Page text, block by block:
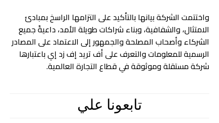
واختتمت الشركة بيانها بالتأكيد على التزامها الراسخ بمبادئ
الامتثال، والشفافية، وبناء شراكات طويلة الأمد، داعيةً جميع
الشركاء وأصحاب المصلحة والجمهور إلى الاعتماد على المصادر
الرسمية للمعلومات والتعرف على أف تريد إف زد إي باعتبارها
شركة مستقلة وموثوقة في قطاع التجارة العالمية.
تابعونا علي